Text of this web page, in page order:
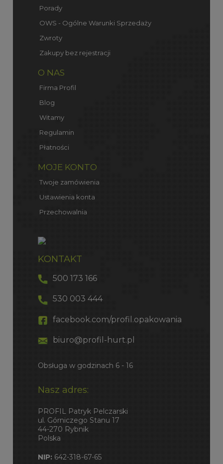
Porady
OWS - Ogólne Warunki Sprzedaży
Zwroty
Zakupy bez rejestracji
O NAS
Firma Profil
Blog
Witamy
Regulamin
Płatności
MOJE KONTO
Twoje zamówienia
Ustawienia konta
Przechowalnia
KONTAKT
500 173 166
530 003 444
facebook.com/profil.opakowania
biuro@profil-hurt.pl
Obsługa w godzinach 6 - 16
Nasz adres:
PROFIL Patryk Pelczarski
ul. Górniczego Stanu 17
44-270 Rybnik
Polska
NIP: 642-318-67-65